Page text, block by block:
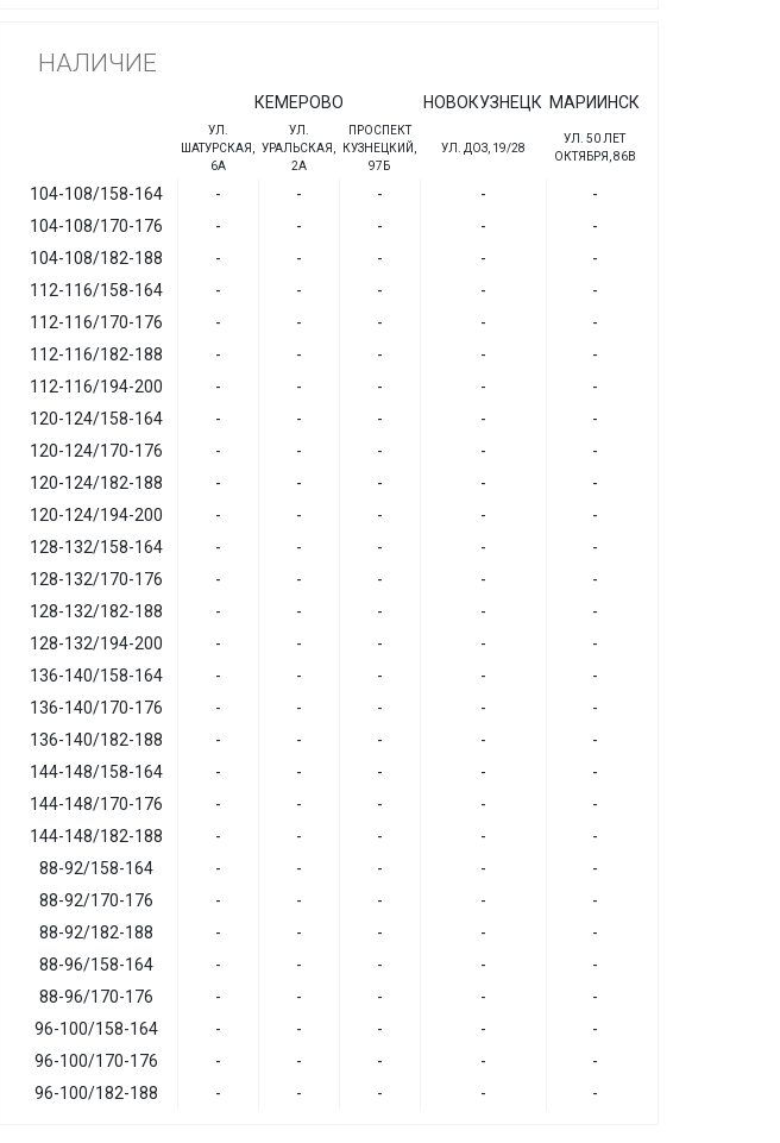
НАЛИЧИЕ
КЕМЕРОВО НОВОКУЗНЕЦК МАРИИНСК
УЛ.
ШАТУРСКАЯ,
6А
УЛ.
УРАЛЬСКАЯ,
2А
ПРОСПЕКТ
КУЗНЕЦКИЙ,
97Б
УЛ. ДОЗ, 19/28
УЛ. 50 ЛЕТ
ОКТЯБРЯ, 86В
104-108/158-164 - - - -
-
104-108/170-176
- - - -
-
104-108/182-188
- - - -
-
112-116/158-164
- - - -
-
112-116/170-176
- - - -
-
112-116/182-188
- - - -
-
112-116/194-200
- - - -
-
120-124/158-164
- - - -
-
120-124/170-176
- - - -
-
120-124/182-188
- - - -
-
120-124/194-200
- - - -
-
128-132/158-164
- - - -
-
128-132/170-176
- - - -
-
128-132/182-188
- - - -
-
128-132/194-200
- - - -
-
136-140/158-164
- - - -
-
136-140/170-176
- - - -
-
136-140/182-188
- - - -
-
144-148/158-164
- - - -
-
144-148/170-176
- - - -
-
144-148/182-188
- - - -
-
88-92/158-164
- - - -
-
88-92/170-176
- - - -
-
88-92/182-188
- - - -
-
88-96/158-164
- - - -
-
88-96/170-176
- - - -
-
96-100/158-164
- - - -
-
96-100/170-176
- - - -
-
96-100/182-188
- - - - -